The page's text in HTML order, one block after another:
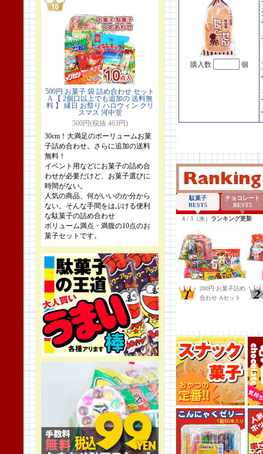
500円 お菓子 袋 詰め合わせ セット
A 【 2個口以上でも追加の 送料無
料 】 縁日 お祭り ハロウィン クリ
スマス 河中堂
500円(税抜 463円)
30cm！大満足のボーリュームお菓
子詰め合わせ。さらに追加の送料
無料！
イベント用などにお菓子の詰め合
わせが必要だけど、お菓子選びに
時間がない。
人気の商品、何がいいのか分から
ない。そんな手間をはぶける便利
な駄菓子の詰め合わせ
ボリューム満点・満腹の10点のお
菓子セットです。
購入数 個